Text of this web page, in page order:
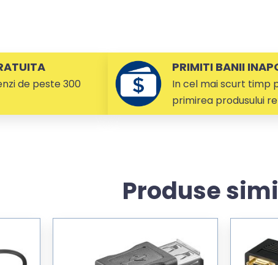
de peste 300
PRIMITI BANII
In cel mai scurt timp
primirea produsului
Produse